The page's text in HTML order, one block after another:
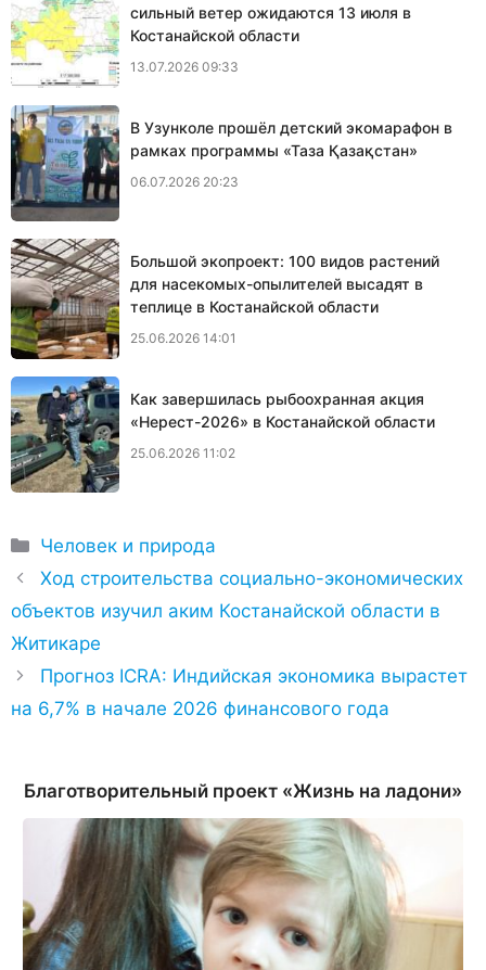
сильный ветер ожидаются 13 июля в
Костанайской области
13.07.2026 09:33
В Узунколе прошёл детский экомарафон в
рамках программы «Таза Қазақстан»
06.07.2026 20:23
Большой экопроект: 100 видов растений
для насекомых-опылителей высадят в
теплице в Костанайской области
25.06.2026 14:01
Как завершилась рыбоохранная акция
«Нерест-2026» в Костанайской области
25.06.2026 11:02
Рубрики
Человек и природа
Ход строительства социально-экономических
объектов изучил аким Костанайской области в
Житикаре
Прогноз ICRA: Индийская экономика вырастет
на 6,7% в начале 2026 финансового года
Благотворительный проект «Жизнь на ладони»